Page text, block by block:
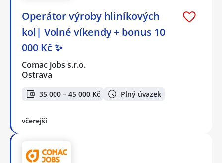
Operátor výroby hliníkových
kol| Volné víkendy + bonus 10
000 Kč ✨
Comac jobs s.r.o.
Ostrava
35 000 – 45 000 Kč Plný úvazek
včerejší